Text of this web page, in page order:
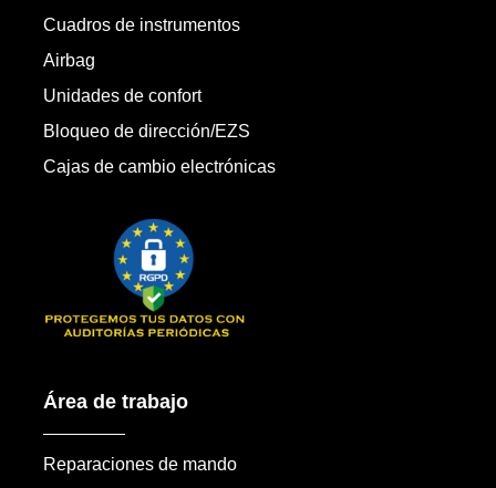
Cuadros de instrumentos
Airbag
Unidades de confort
Bloqueo de dirección/EZS
Cajas de cambio electrónicas
Área de trabajo
Reparaciones de mando